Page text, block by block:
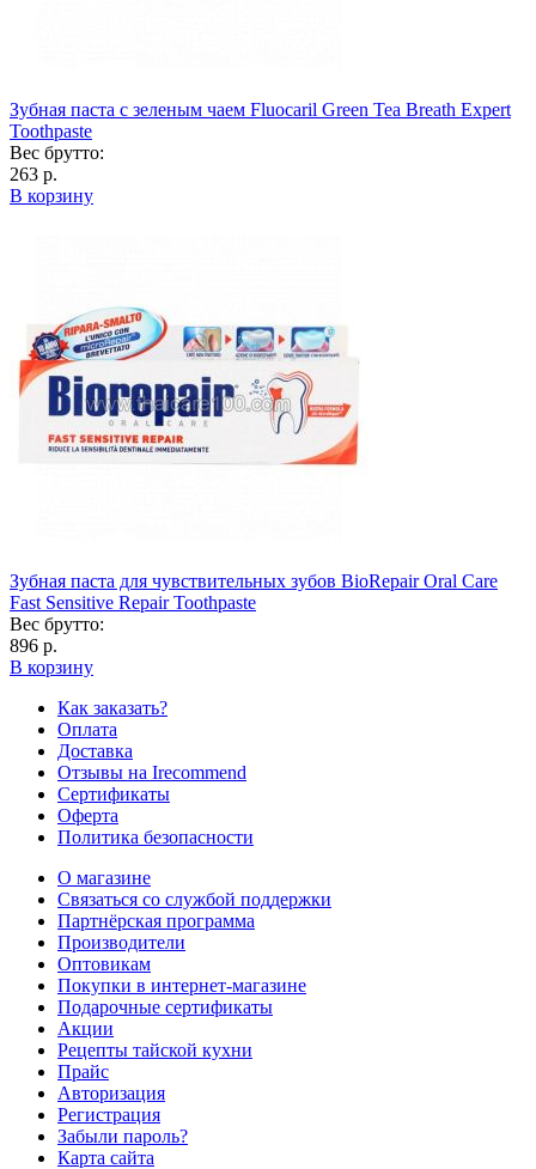
Зубная паста с зеленым чаем Fluocaril Green Tea Breath Expert
Toothpaste
Вес брутто:
263 р.
В корзину
Зубная паста для чувствительных зубов BioRepair Oral Care
Fast Sensitive Repair Toothpaste
Вес брутто:
896 р.
В корзину
Как заказать?
Оплата
Доставка
Отзывы на Irecommend
Сертификаты
Оферта
Политика безопасности
О магазине
Связаться со службой поддержки
Партнёрская программа
Производители
Оптовикам
Покупки в интернет-магазине
Подарочные сертификаты
Акции
Рецепты тайской кухни
Прайс
Авторизация
Регистрация
Забыли пароль?
Карта сайта